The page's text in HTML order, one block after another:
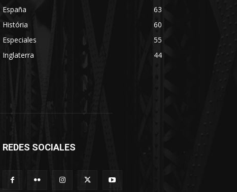
España
63
História
60
Especiales
55
Inglaterra
44
REDES SOCIALES